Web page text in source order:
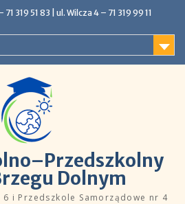
319 51 83 |ㅤㅤ​​ ​ul. Wilcza 4 – 71 319 99 11
Dolnym
6 i Przedszkole Samorządowe nr 4